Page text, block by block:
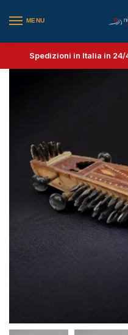
MENU
Spedizioni in Italia in 24/